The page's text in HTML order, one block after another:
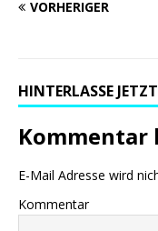
VORHERIGER
HINTERLASSE
Kommentar
E-Mail Adresse wird
Kommentar